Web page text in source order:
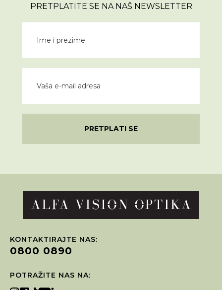
PRETPLATITE SE NA NAŠ NEWSLETTER
PRETPLATI SE
KONTAKTIRAJTE NAS:
0800 0890
POTRAŽITE NAS NA: